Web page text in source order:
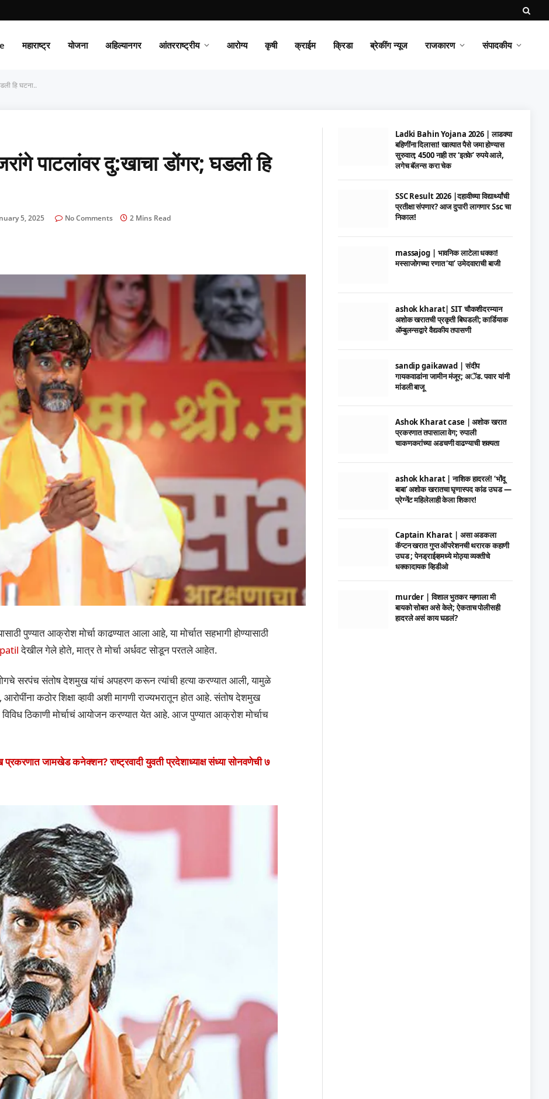
महाराष्ट्र योजना अहिल्यानगर आंतरराष्ट्रीय आरोग्य कृषी क्राईम क्रिडा ब्रेकींग न्यूज राजकारण संपादकीय
हि घटना..
पाटलांवर दु:खाचा डोंगर; घडली हि
5, 2025 No Comments 2 Mins Read
पुण्यात आक्रोश मोर्चा काढण्यात आला आहे, या मोर्चात सहभागी होण्यासाठी
देखील गेले होते, मात्र ते मोर्चा अर्धवट सोडून परतले आहेत.
सरपंच संतोष देशमुख यांचं अपहरण करून त्यांची हत्या करण्यात आली, यामुळे
कठोर शिक्षा व्हावी अशी मागणी राज्यभरातून होत आहे. संतोष देशमुख
विविध ठिकाणी मोर्चाचं आयोजन करण्यात येत आहे. आज पुण्यात आक्रोश मोर्चाच
जामखेड कनेक्शन? राष्ट्रवादी युवती प्रदेशाध्याक्ष संध्या सोनवणेची ७
Ladki Bahin Yojana 2026 | लाडक्या
बहिणींना दिलासा! खात्यात पैसे जमा होण्यास
सुरुवात; 4500 नाही तर ‘इतके’ रुपये आले,
लगेच बॅलन्स करा चेक
SSC Result 2026 |दहावीच्या विद्यार्थ्यांची
प्रतीक्षा संपणार? आज दुपारी लागणार Ssc चा
निकाल!
massajog | भावनिक लाटेला धक्का!
मस्साजोगच्या रणात ‘या’ उमेदवाराची बाजी
ashok kharat| SIT चौकशीदरम्यान
अशोक खरातची प्रकृती बिघडली; कार्डियाक
ॲम्बुलन्सद्वारे वैद्यकीय तपासणी
sandip gaikawad | संदीप
गायकवाडांना जामीन मंजूर; अॅड. पवार यांनी
मांडली बाजू
Ashok Kharat case | अशोक खरात
प्रकरणात तपासाला वेग; रुपाली
चाकणकरांच्या अडचणी वाढण्याची शक्यता
ashok kharat | नाशिक हादरलं! ‘भोंदू
बाबा’ अशोक खरातचा घृणास्पद कांड उघड —
प्रेग्नेंट महिलेलाही केला शिकार!
Captain Kharat | असा अडकला
कॅप्टन खरात गुप्त ऑपरेशनची थरारक कहाणी
उघड ; पेनड्राईव्हमध्ये मोठ्या व्यक्तीचे
धक्कादायक व्हिडीओ
murder | विशाल भुतकर म्हणाला मी
बायको सोबत असे केले; ऐकताच पोलीसही
हादरले असं काय घडलं?